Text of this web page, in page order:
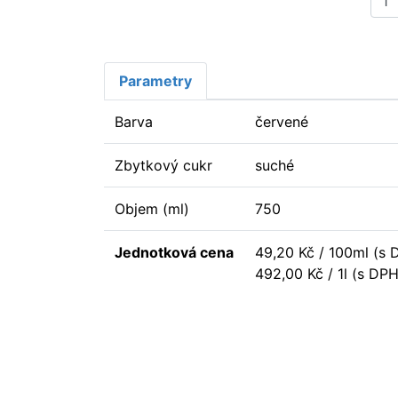
Parametry
Barva červené
Zbytkový cukr suché
Objem (ml) 750
Jednotková cena
49,20 Kč / 100ml (s
492,00 Kč / 1l (s